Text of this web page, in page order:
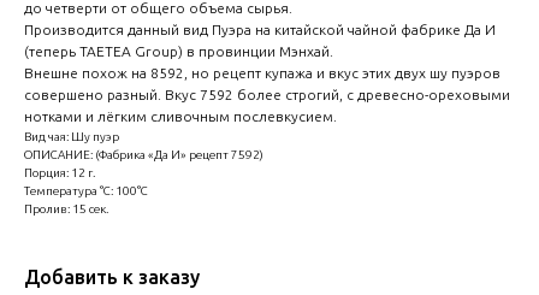
до четверти от общего объема сырья.
Производится данный вид Пуэра на китайской чайной фабрике Да И
(теперь TAETEA Group) в провинции Мэнхай.
Внешне похож на 8592, но рецепт купажа и вкус этих двух шу пуэров
совершено разный. Вкус 7592 более строгий, с древесно-ореховыми
нотками и лёгким сливочным послевкусием.
Вид чая: Шу пуэр
ОПИСАНИЕ: (Фабрика «Да И» рецепт 7592)
Порция: 12 г.
Температура °C: 100°C
Пролив: 15 сек.
Добавить к заказу